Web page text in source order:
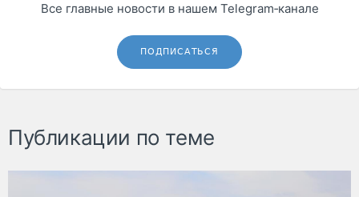
Все главные новости в нашем Telegram‑канале
ПОДПИСАТЬСЯ
Публикации по теме